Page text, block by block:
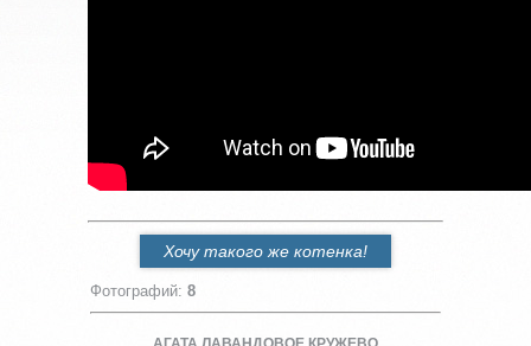
Хочу такого же котенка!
Фотографий: 8